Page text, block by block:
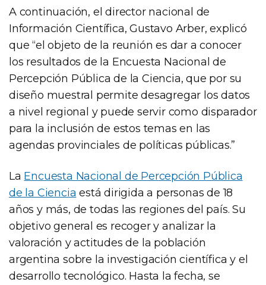
A continuación, el director nacional de
Información Científica, Gustavo Arber, explicó
que “el objeto de la reunión es dar a conocer
los resultados de la Encuesta Nacional de
Percepción Pública de la Ciencia, que por su
diseño muestral permite desagregar los datos
a nivel regional y puede servir como disparador
para la inclusión de estos temas en las
agendas provinciales de políticas públicas.”
La Encuesta Nacional de Percepción Pública
de la Ciencia está dirigida a personas de 18
años y más, de todas las regiones del país. Su
objetivo general es recoger y analizar la
valoración y actitudes de la población
argentina sobre la investigación científica y el
desarrollo tecnológico. Hasta la fecha, se